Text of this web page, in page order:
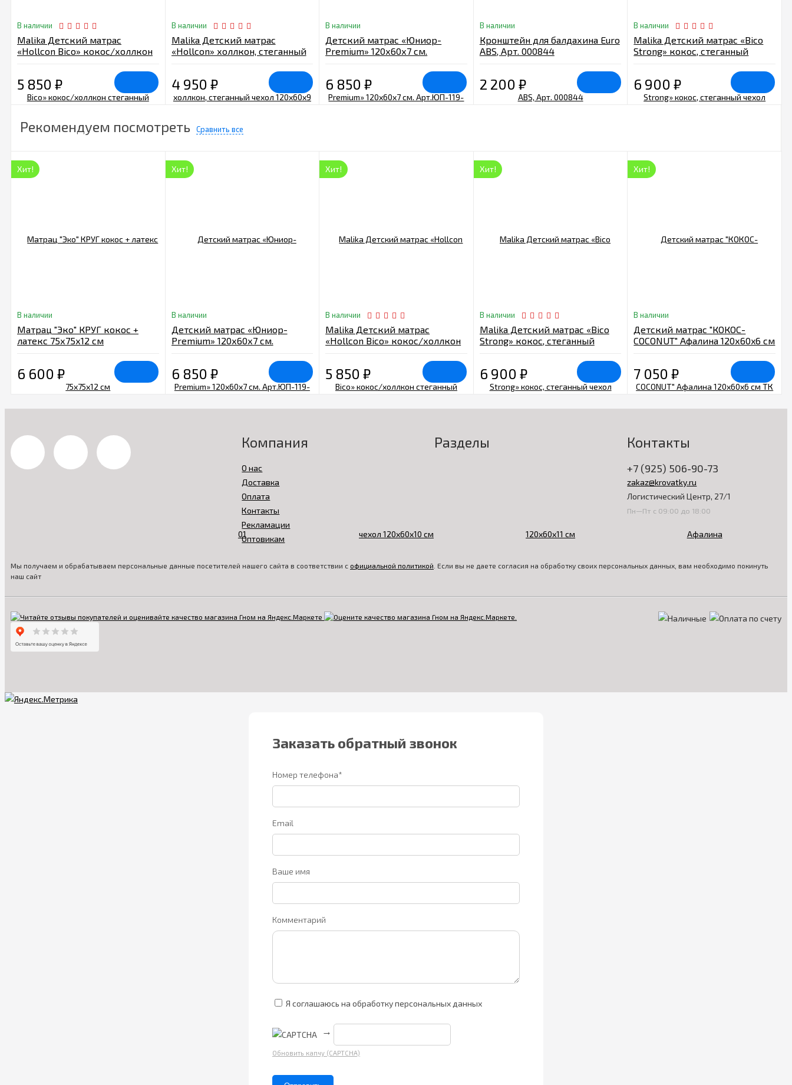
В наличии
Malika Детский матрас
«Hollcon Bico» кокос/холлкон
5 850 ₽
В наличии
Malika Детский матрас
«Hollcon» холлкон, стеганный
4 950 ₽
В наличии
Детский матрас «Юниор-
Premium» 120х60х7 см.
6 850₽
В наличии
Кронштейн для балдахина Euro
ABS, Арт. 000844
2 200 ₽
В наличии
Malika Детский матрас «Bico
Strong» кокос, стеганный
6 900₽
Рекомендуем посмотреть Сравнить все
Хит!
В наличии
Матрац "Эко" КРУГ кокос +
латекс 75х75х12 см
6 600 ₽
Хит!
В наличии
Детский матрас «Юниор-
Premium» 120х60х7 см.
6 850 ₽
Хит!
В наличии
Malika Детский матрас
«Hollcon Bico» кокос/холлкон
5 850₽
Хит!
В наличии
Malika Детский матрас «Bico
Strong» кокос, стеганный
6 900 ₽
Хит!
В наличии
Детский матрас "КОКОС-
COCONUT" Афалина 120х60x6 см
7 050₽
Компания
О нас
Доставка
Оплата
Контакты
Рекламации
Оптовикам
Разделы Контакты
+7 (925) 506-90-73
zakaz@krovatky.ru
Логистический Центр, 27/1
Пн—Пт с 09:00 до 18:00
Мы получаем и обрабатываем персональные данные посетителей нашего сайта в соответствии с официальной политикой . Если вы не даете согласия на обработку своих персональных данных, вам необходимо покинуть
наш сайт
Заказать обратный звонок
Номер телефона*
Email
Ваше имя
Комментарий
Я соглашаюсь на обработку персональных данных
→
Обновить капчу (CAPTCHA)